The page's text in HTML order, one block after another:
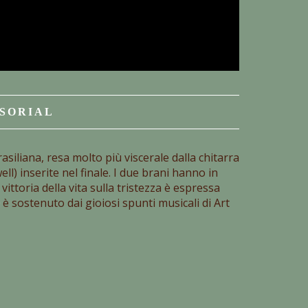
resa molto più viscerale dalla chitarra
inserite nel finale. I due brani hanno in
della vita sulla tristezza è espressa
sostenuto dai gioiosi spunti musicali di Art